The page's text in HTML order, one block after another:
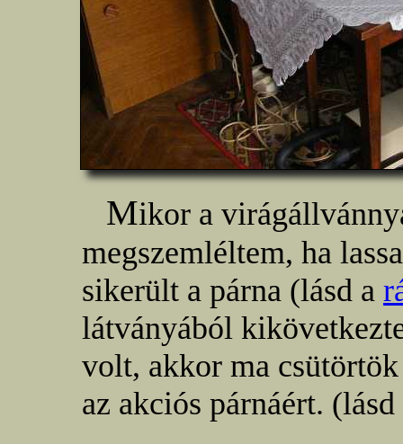
Mikor a
megszemléltem, ha
sikerült a párna (lásd a
látványából
volt, akkor ma
az akciós párnáért.